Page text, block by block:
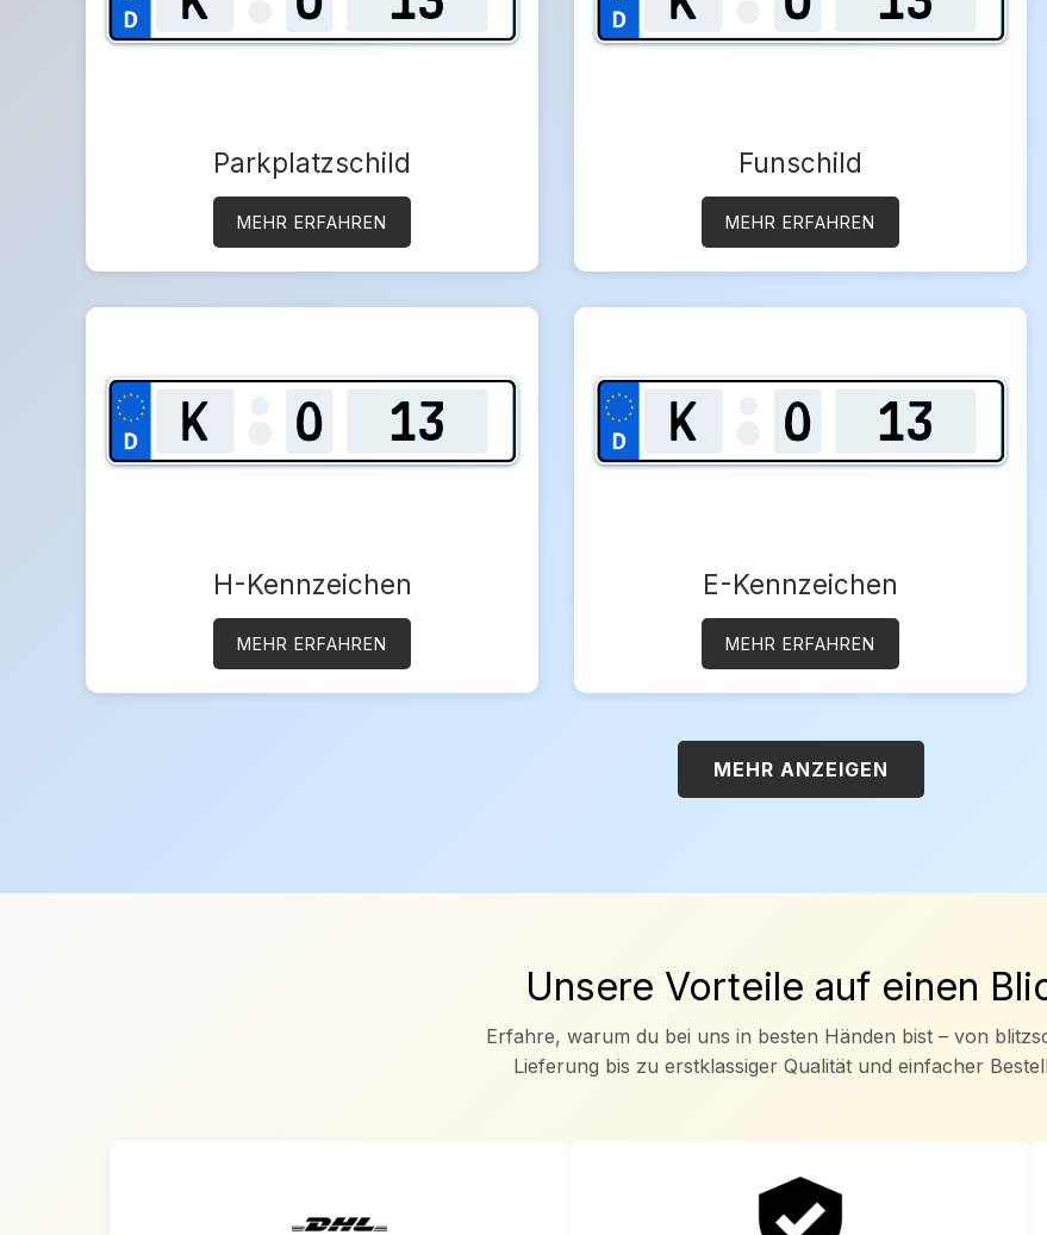
Parkplatzschild
MEHR ERFAHREN
Funschild
MEHR ERFAHREN
H-Kennzeichen
MEHR ERFAHREN
E-Kennzeichen
MEHR ERFAHREN
MEHR ANZEIGEN
Unsere Vorteile auf einen
Erfahre, warum du bei uns in besten Händen bist – von
Lieferung bis zu erstklassiger Qualität und einfacher